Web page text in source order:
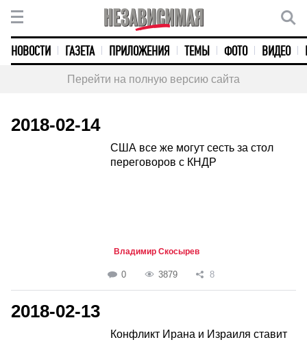
НОВОСТИ ГАЗЕТА ПРИЛОЖЕНИЯ ТЕМЫ ФОТО ВИДЕО
Перейти на полную версию сайта
2018-02-14
США все же могут сесть за стол
переговоров с КНДР
Владимир Скосырев
0 3879 8
2018-02-13
Конфликт Ирана и Израиля ставит